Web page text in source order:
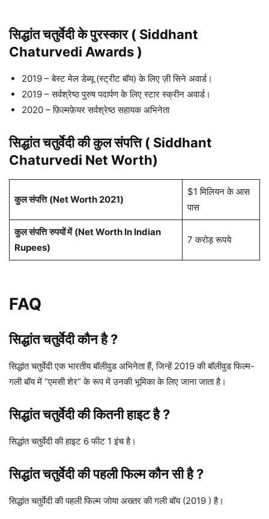
सिद्धांत चतुर्वेदी के पुरस्कार ( Siddhant
Chaturvedi Awards )
2019 – बेस्ट मेल डेब्यू (स्ट्रीट बॉय) के लिए ज़ी सिने अवार्ड।
2019 – सर्वश्रेष्ठ पुरुष पदार्पण के लिए स्टार स्क्रीन अवार्ड।
2020 – फ़िल्मफ़ेयर सर्वश्रेष्ठ सहायक अभिनेता
सिद्धांत चतुर्वेदी की कुल संपत्ति ( Siddhant
Chaturvedi Net Worth)
कुल संपत्ति (Net Worth 2021)
$1 मिलियन के आस
पास
कुल संपत्ति रुपयों में (Net Worth In Indian
Rupees)
7 करोड़ रूपये
FAQ
सिद्धांत चतुर्वेदीकौन है ?
सिद्धांत चतुर्वेदी एक भारतीय बॉलीवुड अभिनेता हैं, जिन्हें 2019 की बॉलीवुड फिल्म-
गली बॉय में “एमसी शेर” के रूप में उनकी भूमिका के लिए जाना जाता है।
सिद्धांत चतुर्वेदीकी कितनी हाइट है ?
सिद्धांत चतुर्वेदी की हाइट 6 फीट 1 इंच है।
सिद्धांत चतुर्वेदीकी पहली फिल्म कौन सी है ?
सिद्धांत चतुर्वेदी की पहली फिल्म जोया अख्तर की गली बॉय (2019 ) है।